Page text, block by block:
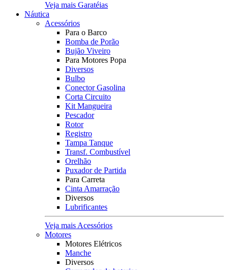
Veja mais Garatéias
Náutica
Acessórios
Para o Barco
Bomba de Porão
Bujão Viveiro
Para Motores Popa
Diversos
Bulbo
Conector Gasolina
Corta Circuito
Kit Mangueira
Pescador
Rotor
Registro
Tampa Tanque
Transf. Combustível
Orelhão
Puxador de Partida
Para Carreta
Cinta Amarração
Diversos
Lubrificantes
Veja mais Acessórios
Motores
Motores Elétricos
Manche
Diversos